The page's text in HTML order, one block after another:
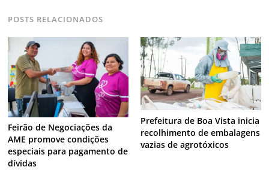
POSTS RELACIONADOS
Feirão de Negociações da
AME promove condições
especiais para pagamento de
dívidas
Prefeitura de Boa Vista inicia
recolhimento de embalagens
vazias de agrotóxicos